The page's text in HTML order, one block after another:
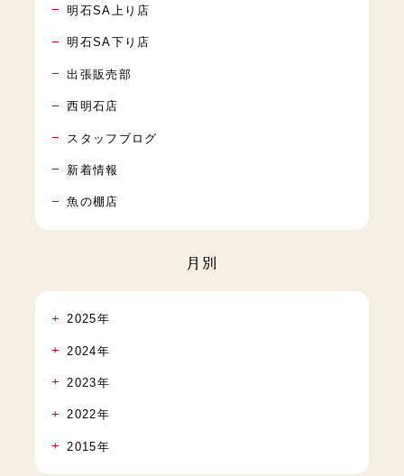
明石SA上り店
明石SA下り店
出張販売部
西明石店
スタッフブログ
新着情報
魚の棚店
月別
2025年
2024年
2023年
2022年
2015年